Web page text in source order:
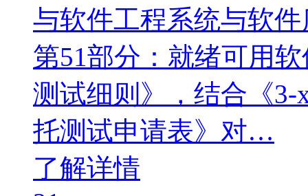
与软件工程系统与软件
第51部分：就绪可用
测试细则》，结合《
托测试申请表》对…
了解详情